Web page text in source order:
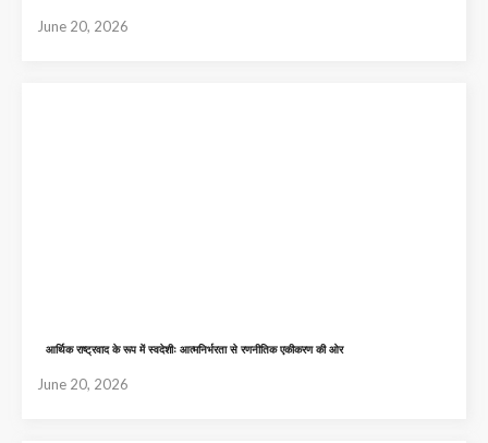
June 20, 2026
आर्थिक राष्ट्रवाद के रूप में स्वदेशीः आत्मनिर्भरता से रणनीतिक एकीकरण की ओर
June 20, 2026